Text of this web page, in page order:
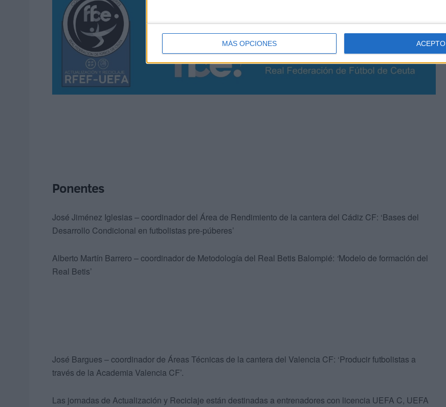
MÁS OPCIONES ACEPTO
Ponentes
José Jiménez Iglesias – coordinador del Área de Rendimiento de la cantera del Cádiz CF: ‘Bases del
Desarrollo Condicional en futbolistas pre-púberes’
Alberto Martín Barrero – coordinador de Metodología del Real Betis Balompié: ‘Modelo de formación del
Real Betis’
José Bargues – coordinador de Áreas Técnicas de la cantera del Valencia CF: ‘Producir futbolistas a
través de la Academia Valencia CF’.
Las jornadas de Actualización y Reciclaje están destinadas a entrenadores con licencia UEFA C, UEFA